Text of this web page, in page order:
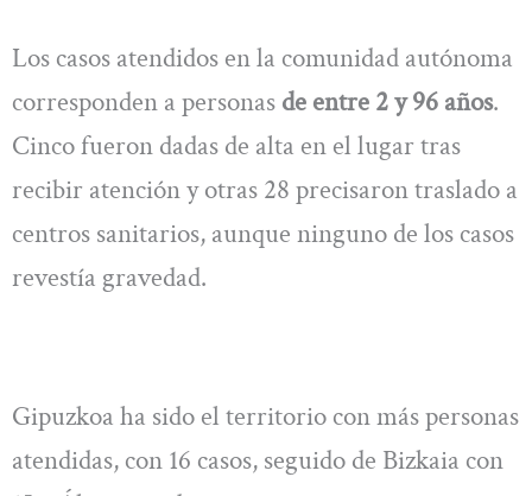
Los casos atendidos en la comunidad autónoma
corresponden a personas de entre 2 y 96 años.
Cinco fueron dadas de alta en el lugar tras
recibir atención y otras 28 precisaron traslado a
centros sanitarios, aunque ninguno de los casos
revestía gravedad.
Gipuzkoa ha sido el territorio con más personas
atendidas, con 16 casos, seguido de Bizkaia con